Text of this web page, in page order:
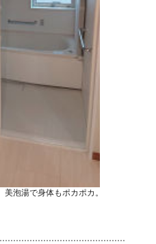
泡湯で身体もポカポカ。